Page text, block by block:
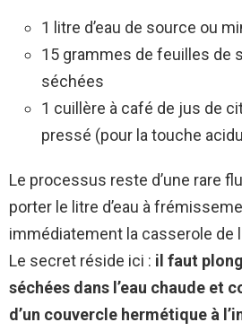
1 litre d’eau de source ou
15 grammes de feuilles de
séchées
1 cuillère à café de jus de
pressé (pour la touche
Le processus reste d’une rare
porter le litre d’eau à
immédiatement la casserole de
Le secret réside ici : il faut
séchées dans l’eau chaude et
d’un couvercle hermétique à